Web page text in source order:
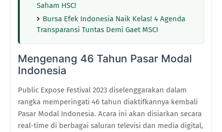
Saham HSC!
Bursa Efek Indonesia Naik Kelas! 4 Agenda
Transparansi Tuntas Demi Gaet MSCI
Mengenang 46 Tahun Pasar Modal
Indonesia
Public Expose Festival 2023 diselenggarakan dalam
rangka memperingati 46 tahun diaktifkannya kembali
Pasar Modal Indonesia. Acara ini akan disiarkan secara
real-time di berbagai saluran televisi dan media digital,